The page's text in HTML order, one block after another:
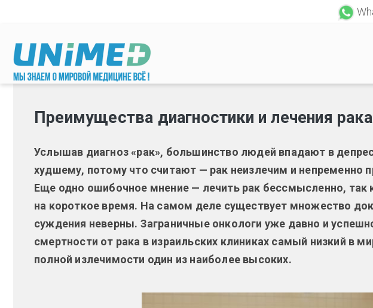
Преимущества диагностики и лечения
Услышав диагноз «рак», большинство людей впадают в
худшему, потому что считают — рак неизлечим и непременно
Еще одно ошибочное мнение — лечить рак бессмысленно, так
на короткое время. На самом деле существует множество
суждения неверны. Заграничные онкологи уже давно и
смертности от рака в израильских клиниках самый низкий в
полной излечимости один из наиболее высоких.